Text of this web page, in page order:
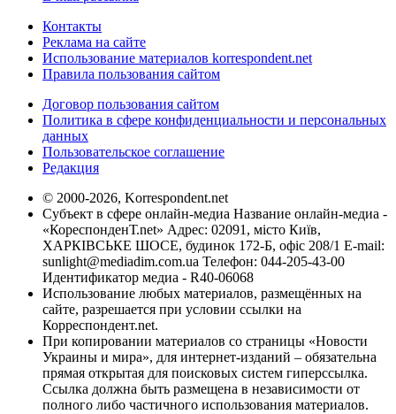
Контакты
Реклама на сайте
Использование материалов korrespondent.net
Правила пользования сайтом
Договор пользования сайтом
Политика в сфере конфиденциальности и персональных
данных
Пользовательское соглашение
Редакция
© 2000-2026, Korrespondent.net
Субъект в сфере онлайн-медиа Название онлайн-медиа -
«КореспонденТ.net» Адрес: 02091, місто Київ,
ХАРКІВСЬКЕ ШОСЕ, будинок 172-Б, офіс 208/1 E-mail:
sunlight@mediadim.com.ua Телефон: 044-205-43-00
Идентификатор медиа - R40-06068
Использование любых материалов, размещённых на
сайте, разрешается при условии ссылки на
Корреспондент.net.
При копировании материалов со страницы «Новости
Украины и мира», для интернет-изданий – обязательна
прямая открытая для поисковых систем гиперссылка.
Ссылка должна быть размещена в независимости от
полного либо частичного использования материалов.